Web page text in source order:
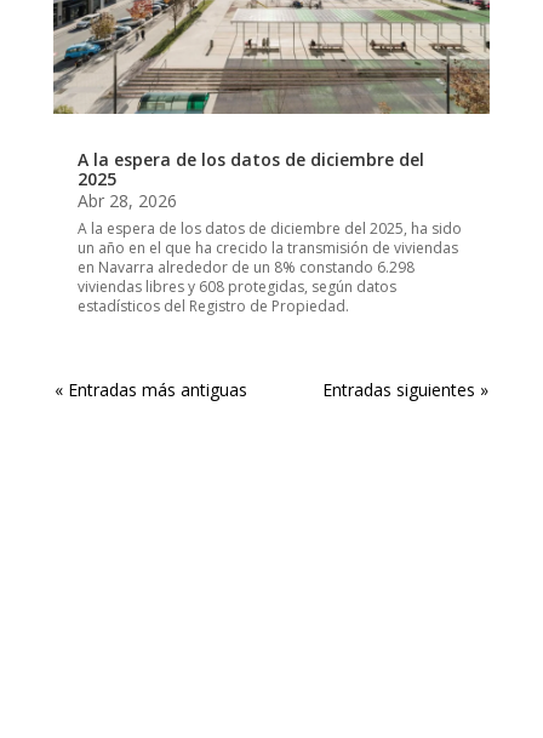
A la espera de los datos de diciembre del
2025
Abr 28, 2026
A la espera de los datos de diciembre del 2025, ha sido
un año en el que ha crecido la transmisión de viviendas
en Navarra alrededor de un 8% constando 6.298
viviendas libres y 608 protegidas, según datos
estadísticos del Registro de Propiedad.
« Entradas más antiguas Entradas siguientes »